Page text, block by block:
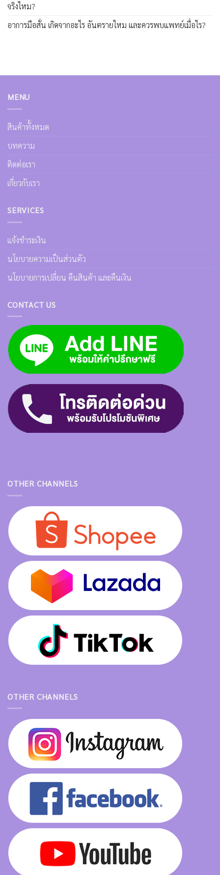
จริงไหม?
อาการมือสั่น เกิดจากอะไร อันตรายไหม และควรพบแพทย์เมื่อไร?
MENU
สินค้าทั้งหมด
บทความ
ติดต่อเรา
เกี่ยวกับเรา
SERVICES
แจ้งชำระเงิน
นโยบายความเป็นส่วนตัว
นโยบายการเปลี่ยน คืนสินค้า และคืนเงิน
CONTACT US
OTHER CHANNELS
OTHER CHANNELS